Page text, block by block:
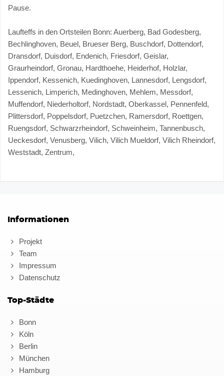
Pause.
Laufteffs in den Ortsteilen Bonn: Auerberg, Bad Godesberg,
Bechlinghoven, Beuel, Brueser Berg, Buschdorf, Dottendorf,
Dransdorf, Duisdorf, Endenich, Friesdorf, Geislar,
Graurheindorf, Gronau, Hardthoehe, Heiderhof, Holzlar,
Ippendorf, Kessenich, Kuedinghoven, Lannesdorf, Lengsdorf,
Lessenich, Limperich, Medinghoven, Mehlem, Messdorf,
Muffendorf, Niederholtorf, Nordstadt, Oberkassel, Pennenfeld,
Plittersdorf, Poppelsdorf, Puetzchen, Ramersdorf, Roettgen,
Ruengsdorf, Schwarzrheindorf, Schweinheim, Tannenbusch,
Ueckesdorf, Venusberg, Vilich, Vilich Mueldorf, Vilich Rheindorf,
Weststadt, Zentrum,
Informationen
Projekt
Team
Impressum
Datenschutz
Top-Städte
Bonn
Köln
Berlin
München
Hamburg